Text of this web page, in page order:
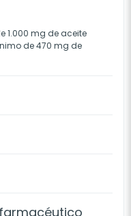
1.000 mg de aceite
de 470 mg de